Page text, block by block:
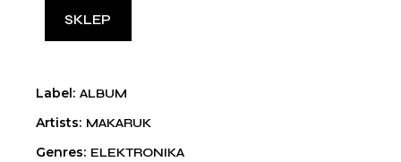
SKLEP
Label ALBUM
Artists MAKARUK
Genres ELEKTRONIKA